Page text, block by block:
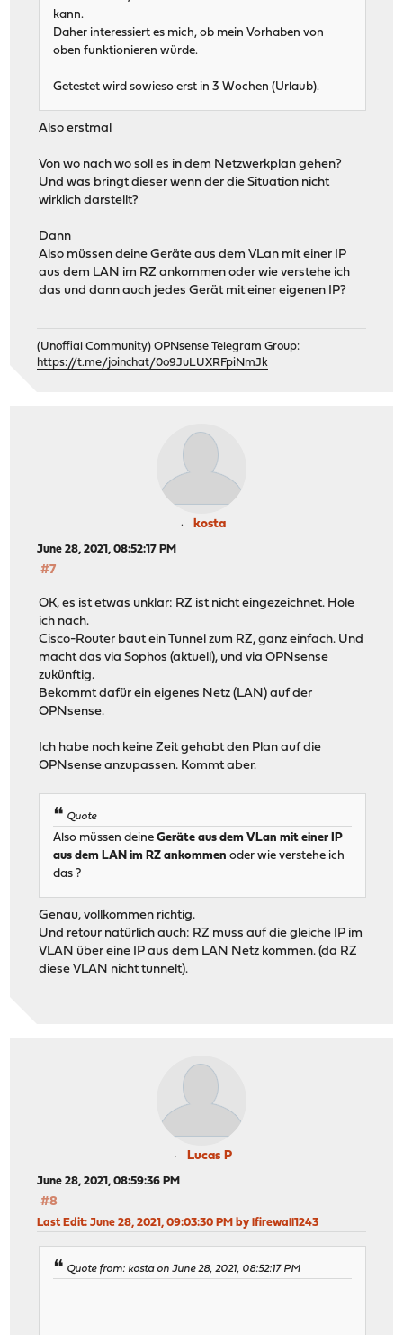
kann.
Daher interessiert es mich, ob mein Vorhaben von
oben funktionieren würde.
Getestet wird sowieso erst in 3 Wochen (Urlaub).
Also erstmal
Von wo nach wo soll es in dem Netzwerkplan gehen?
Und was bringt dieser wenn der die Situation nicht
wirklich darstellt?
Dann
Also müssen deine Geräte aus dem VLan mit einer IP
aus dem LAN im RZ ankommen oder wie verstehe ich
das und dann auch jedes Gerät mit einer eigenen IP?
(Unoffial Community) OPNsense Telegram Group:
https://t.me/joinchat/0o9JuLUXRFpiNmJk
kosta
June 28, 2021, 08:52:17 PM
#7
OK, es ist etwas unklar: RZ ist nicht eingezeichnet. Hole
ich nach.
Cisco-Router baut ein Tunnel zum RZ, ganz einfach. Und
macht das via Sophos (aktuell), und via OPNsense
zukünftig.
Bekommt dafür ein eigenes Netz (LAN) auf der
OPNsense.
Ich habe noch keine Zeit gehabt den Plan auf die
OPNsense anzupassen. Kommt aber.
Quote
Also müssen deineGeräte aus dem VLan mit einer IP
aus dem LAN im RZ ankommen oder wie verstehe ich
das ?
Genau, vollkommen richtig.
Und retour natürlich auch: RZ muss auf die gleiche IP im
VLAN über eine IP aus dem LAN Netz kommen. (da RZ
diese VLAN nicht tunnelt).
Lucas P
June 28, 2021, 08:59:36 PM
#8
Last Edit: June 28, 2021, 09:03:30 PM by lfirewall1243
Quote from: kosta on June 28, 2021, 08:52:17 PM